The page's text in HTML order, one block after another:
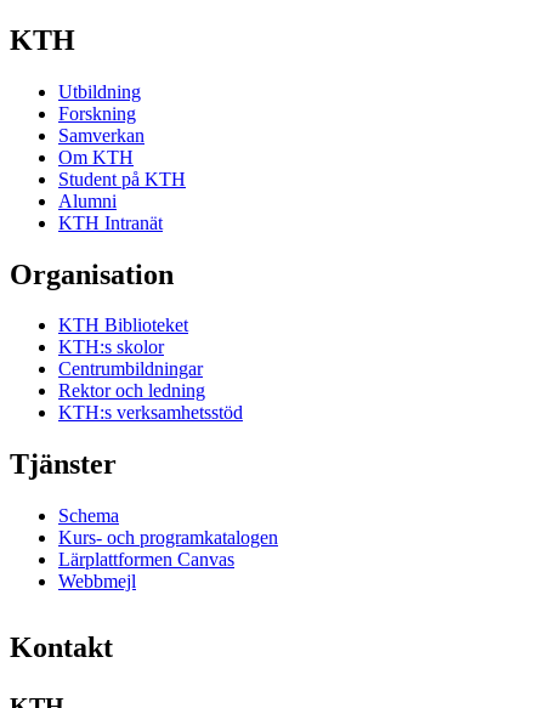
KTH
Utbildning
Forskning
Samverkan
Om KTH
Student på KTH
Alumni
KTH Intranät
Organisation
KTH Biblioteket
KTH:s skolor
Centrumbildningar
Rektor och ledning
KTH:s verksamhetsstöd
Tjänster
Schema
Kurs- och programkatalogen
Lärplattformen Canvas
Webbmejl
Kontakt